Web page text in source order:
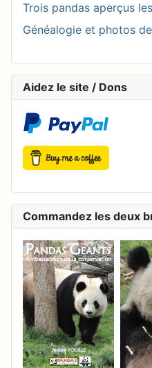
Trois pandas aperçus
Généalogie et photos
Aidez le site / Dons
Commandez les deux